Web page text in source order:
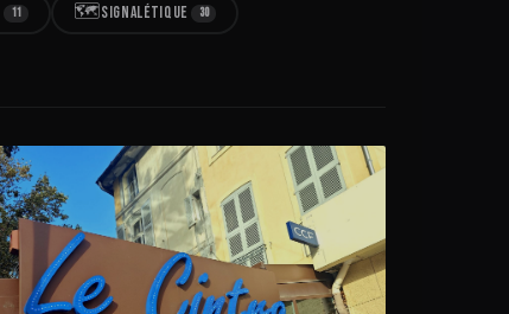
11 🗺️SIGNALÉTIQUE 30